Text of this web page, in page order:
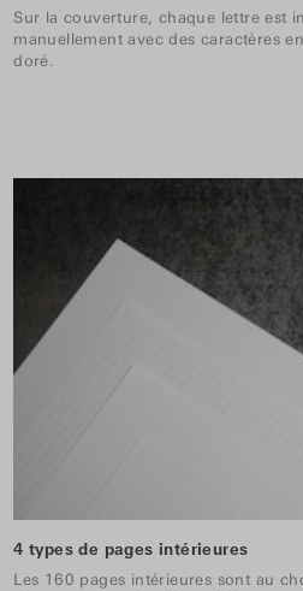
Sur la couverture, chaque lettre est
manuellement avec des caractères
doré.
4 types de pages intérieures
Les 160 pages intérieures sont au